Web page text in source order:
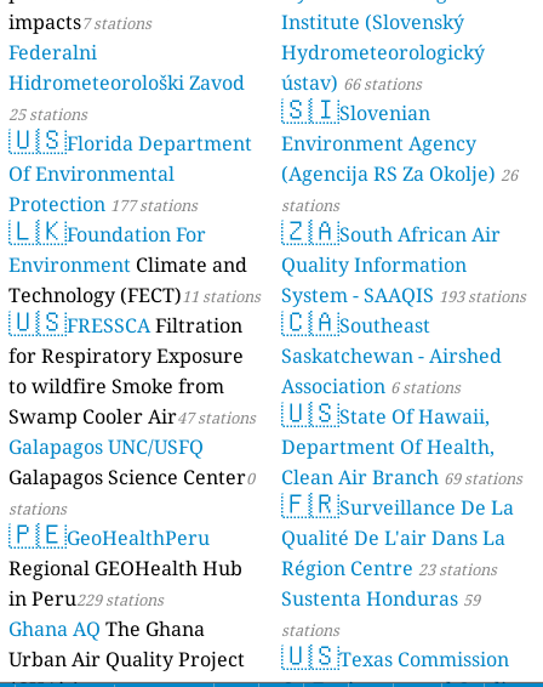
impacts7 stations
Federalni
Hidrometeorološki Zavod
25 stations
🇺🇸Florida Department
Of Environmental
Protection 177 stations
🇱🇰Foundation For
Environment Climate and
Technology (FECT)11 stations
🇺🇸FRESSCAFiltration
for Respiratory Exposure
to wildfire Smoke from
Swamp Cooler Air47 stations
Galapagos UNC/USFQ
Galapagos Science Center0
stations
🇵🇪GeoHealthPeru
Regional GEOHealth Hub
in Peru229 stations
Ghana AQ The Ghana
Urban Air Quality Project
Institute (Slovenský
Hydrometeorologický
ústav) 66 stations
🇸🇮Slovenian
Environment Agency
(Agencija RS Za Okolje) 26
stations
🇿🇦South African Air
Quality Information
System - SAAQIS 193 stations
🇨🇦Southeast
Saskatchewan - Airshed
Association 6 stations
🇺🇸State Of Hawaii,
Department Of Health,
Clean Air Branch 69 stations
🇫🇷Surveillance De La
Qualité De L'air Dans La
Région Centre 23 stations
Sustenta Honduras 59
stations
🇺🇸Texas Commission